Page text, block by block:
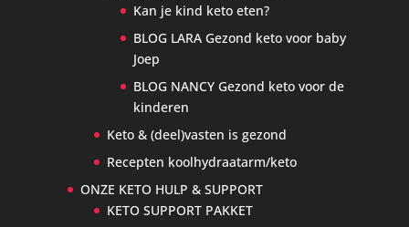
Kan je kind keto eten?
BLOG LARA Gezond keto voor baby
Joep
BLOG NANCY Gezond keto voor de
kinderen
Keto & (deel)vasten is gezond
Recepten koolhydraatarm/keto
ONZE KETO HULP & SUPPORT
KETO SUPPORT PAKKET